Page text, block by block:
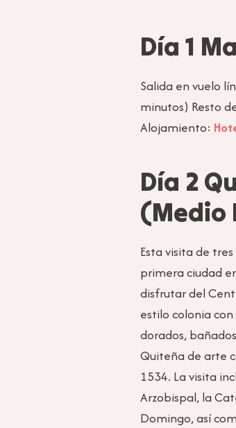
Día 1
Salida en vuelo
minutos) Resto
Alojamiento:
Día 2
(Medio
Esta visita de
primera ciudad
disfrutar del
estilo colonia
dorados,
Quiteña de arte
1534. La visita
Arzobispal, la
Domingo, así